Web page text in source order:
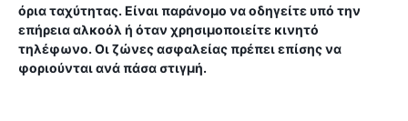
όρια ταχύτητας. Είναι παράνομο να οδηγείτε υπό την
επήρεια αλκοόλ ή όταν χρησιμοποιείτε κινητό
τηλέφωνο. Οι ζώνες ασφαλείας πρέπει επίσης να
φοριούνται ανά πάσα στιγμή.